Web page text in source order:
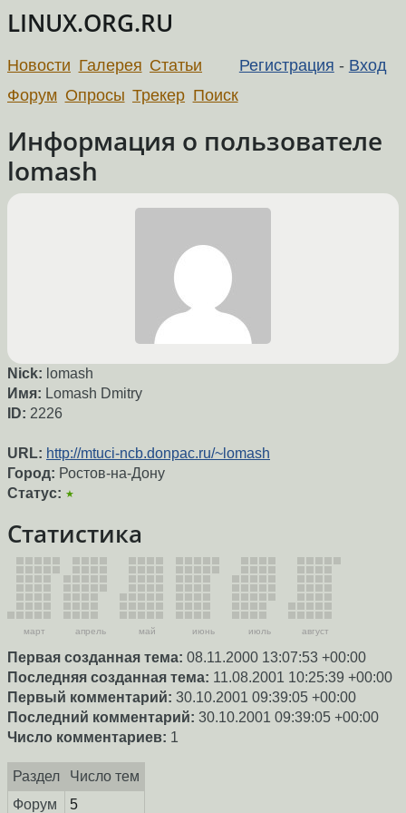
LINUX.ORG.RU
Регистрация - Вход
Новости Галерея Статьи
Форум Опросы Трекер Поиск
Информация о пользователе
lomash
Nick: lomash
Имя: Lomash Dmitry
ID: 2226
URL: http://mtuci-ncb.donpac.ru/~lomash
Город: Ростов-на-Дону
Статус: ★
Статистика
март апрель май июнь июль август
Первая созданная тема: 08.11.2000 13:07:53 +00:00
Последняя созданная тема: 11.08.2001 10:25:39 +00:00
Первый комментарий: 30.10.2001 09:39:05 +00:00
Последний комментарий: 30.10.2001 09:39:05 +00:00
Число комментариев: 1
Раздел
Число тем
Форум
5